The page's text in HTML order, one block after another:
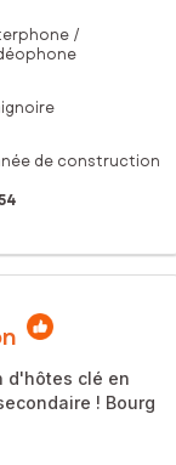
/
de construction
d'hôtes clé en
! Bourg